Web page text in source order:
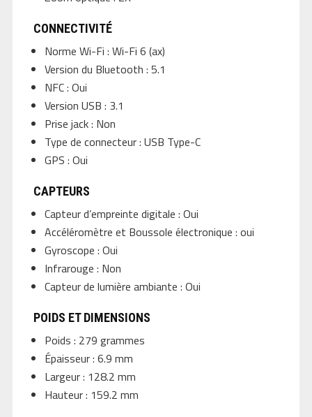
CONNECTIVITÉ
Norme Wi-Fi : Wi-Fi 6 (ax)
Version du Bluetooth : 5.1
NFC : Oui
Version USB : 3.1
Prise jack : Non
Type de connecteur : USB Type-C
GPS : Oui
CAPTEURS
Capteur d’empreinte digitale : Oui
Accéléromètre et Boussole électronique : oui
Gyroscope : Oui
Infrarouge : Non
Capteur de lumière ambiante : Oui
POIDS ET DIMENSIONS
Poids : 279 grammes
Épaisseur : 6.9 mm
Largeur : 128.2 mm
Hauteur : 159.2 mm